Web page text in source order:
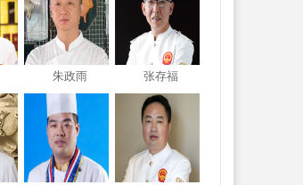
朱政雨 张存福